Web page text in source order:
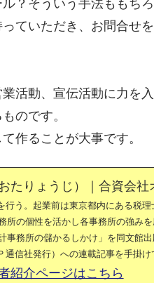
？そういう手法ももち
ていただき、お問合せ
活動、宣伝活動に力を入
のです。
作ることが大事です。
たりょうじ）｜合資会
う。起業前は東京都内にある税
所の個性を活かし各事務所の強み
事務所の儲かるしかけ」を同文館
信社発行）への連載記事を手掛け
紹介ページはこちら